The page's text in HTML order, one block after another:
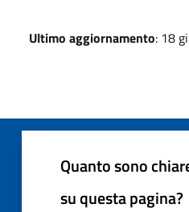
Ultimo aggiornamento: 18
Quanto sono
su questa pagina?